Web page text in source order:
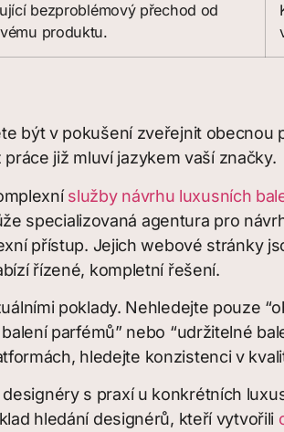
bezproblémový přechod od
produktu.
být v pokušení zveřejnit obecnou
již mluví jazykem vaší značky.
služby návrhu luxusních
specializovaná agentura pro
přístup. Jejich webové stránky
řízené, kompletní řešení.
poklady. Nehledejte pouze
parfémů” nebo “udržitelné
hledejte konzistenci v
s praxí u konkrétních
hledání designérů, kteří vytvořili